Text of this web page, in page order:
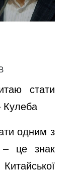
стати
Кулеба
одним з
– це знак